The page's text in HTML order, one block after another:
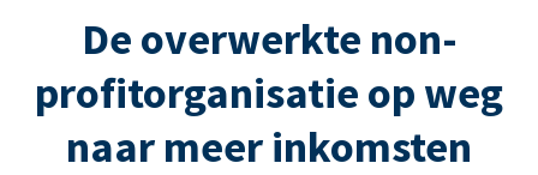
De overwerkte non-
profitorganisatie op weg
naar meer inkomsten